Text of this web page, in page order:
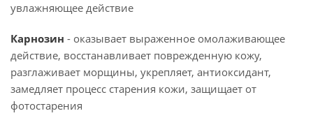
увлажняющее действие
Карнозин - оказывает выраженное омолаживающее
действие, восстанавливает поврежденную кожу,
разглаживает морщины, укрепляет, антиоксидант,
замедляет процесс старения кожи, защищает от
фотостарения